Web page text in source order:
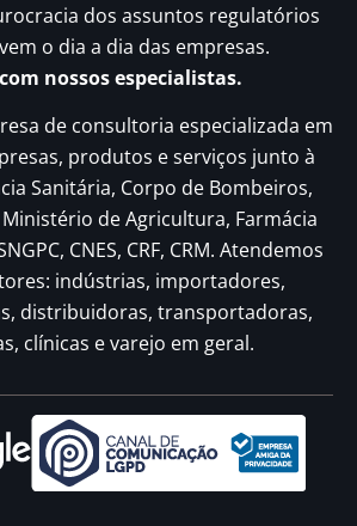
dos assuntos regulatórios
o dia a dia das empresas.
nossos especialistas.
de consultoria especializada em
produtos e serviços junto à
Sanitária, Corpo de Bombeiros,
de Agricultura, Farmácia
CNES, CRF, CRM. Atendemos
indústrias, importadores,
distribuidoras, transportadoras,
clínicas e varejo em geral.